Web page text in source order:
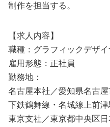
制作を担当する。
【求人内容】
職種：グラフィックデザ
雇用形態：正社員
勤務地：
名古屋本社／愛知県名古
下鉄鶴舞線・名城線上前津
東京支社／東京都中央区